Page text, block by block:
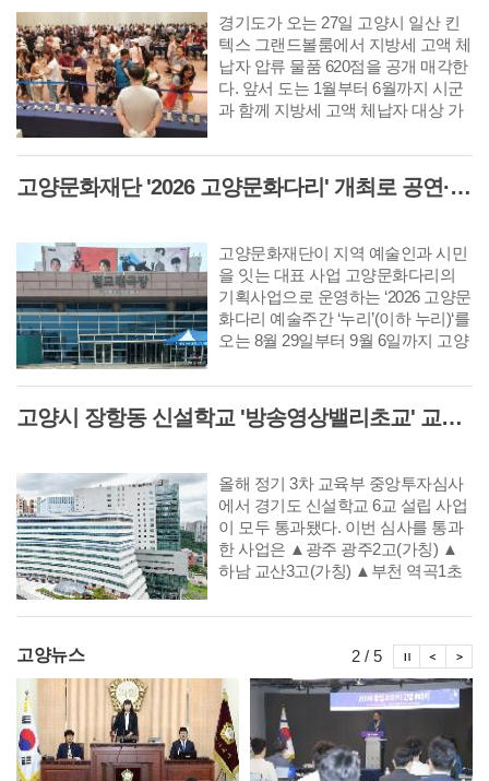
경기도가 오는 27일 고양시 일산 킨
텍스 그랜드볼룸에서 지방세 고액 체
납자 압류 물품 620점을 공개 매각한
다. 앞서 도는 1월부터 6월까지 시군
과 함께 지방세 고액 체납자 대상 가
대상 물품을 압류했다. 매각 대상은
명품 시계 28점, 명품 가방 171점, 순
금 팔찌 등 귀금속 265점과 미술품,
위블로 시계와 650만 원의 롤렉스 시
계, 450만원의 샤넬 가방, 912만원의
순금 팔찌 등이 있다.
고양문화재단 '2026 고양문화다리' 개최로 공연·시각 등 다채로운 무대 선보여
고양문화재단이 지역 예술인과 시민
을 잇는 대표 사업 고양문화다리의
기획사업으로 운영하는 ‘2026 고양문
화다리 예술주간 ‘누리’(이하 누리)‘를
오는 8월 29일부터 9월 6일까지 고양
리)에서 개최한다. 예술주간 ‘누리’는
지난해 처음 선보인 고양문화다리의
기획사업으로 시민이 예술을 일상에
련된 사업이다. 올해는 기존 공연·전
통 중심에서 시각 분야까지 지원 범
위를 한층 확대했다.
고양시 장항동 신설학교 '방송영상밸리초교' 교육부 심사 통과··2030년 개교
올해 정기 3차 교육부 중앙투자심사
에서 경기도 신설학교 6교 설립 사업
이 모두 통과됐다. 이번 심사를 통과
한 사업은 ▲광주 광주2고(가칭) ▲
하남 교산3고(가칭) ▲부천 역곡1초
신길1초(가칭) ▲고양 방송영상밸리
고양뉴스
2 / 5 시
시정뉴